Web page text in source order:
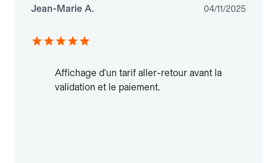
Jean-Marie A. 04/11/2025
Affichage d'un tarif aller-retour avant la
validation et le paiement.